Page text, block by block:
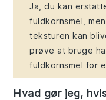
Ja, du kan
fuldkornsmel,
teksturen kan
prøve at bruge
fuldkornsmel for
Hvad gør jeg,